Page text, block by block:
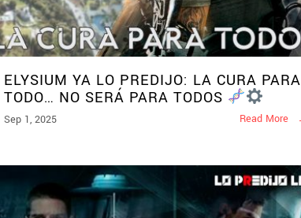
ELYSIUM YA LO PREDIJO: LA CURA PARA
TODO… NO SERÁ PARA TODOS
Sep 1, 2025 Read More